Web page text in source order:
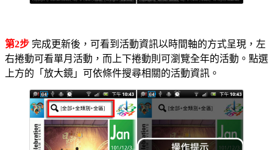
第2步 完成更新後，可看到活動資訊以時間軸的方式呈現，左
右捲動可看單月活動，而上下捲動則可瀏覽全年的活動。點選
上方的「放大鏡」可依條件搜尋相關的活動資訊。